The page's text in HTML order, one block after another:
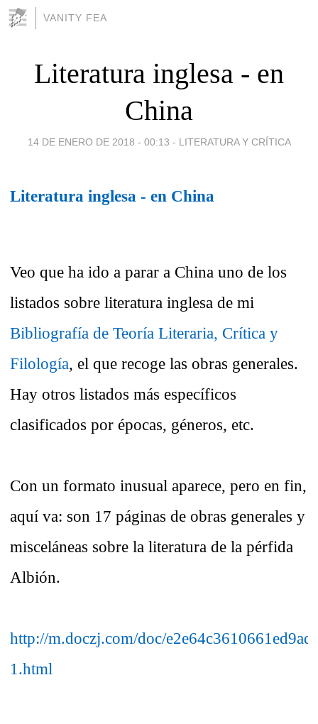
VANITY FEA
Literatura inglesa - en
China
14 DE ENERO DE 2018 - 00:13 - LITERATURA Y CRÍTICA
Literatura inglesa - en China
Veo que ha ido a parar a China uno de los
listados sobre literatura inglesa de mi
Bibliografía de Teoría Literaria, Crítica y
Filología, el que recoge las obras generales.
Hay otros listados más específicos
clasificados por épocas, géneros, etc.
Con un formato inusual aparece, pero en fin,
aquí va: son 17 páginas de obras generales y
misceláneas sobre la literatura de la pérfida
Albión.
http://m.doczj.com/doc/
1.html